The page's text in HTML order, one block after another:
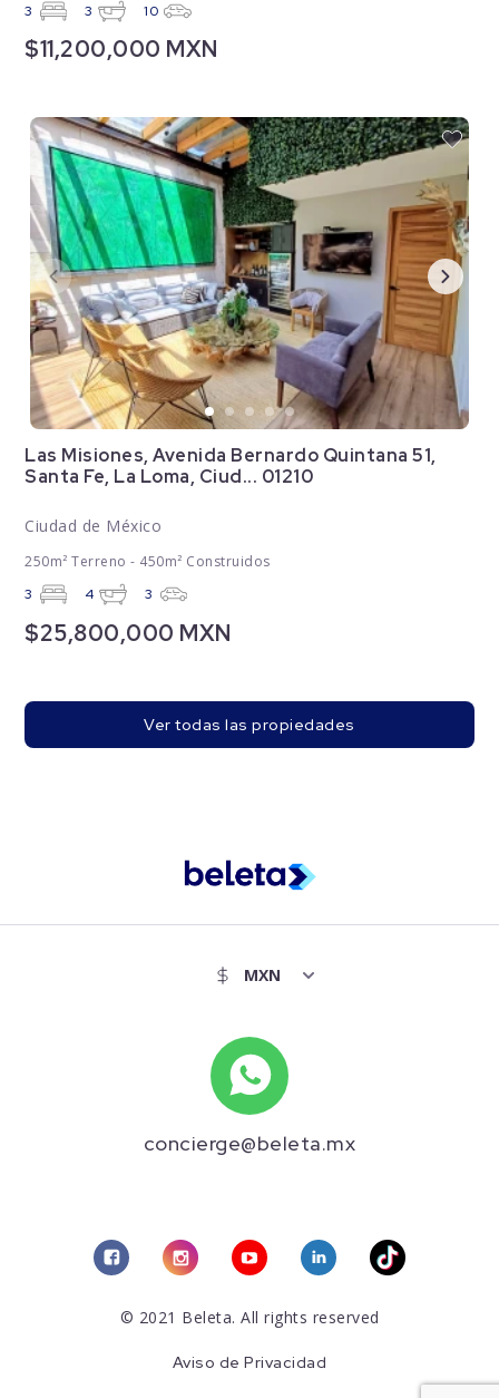
3 3 10
$11,200,000 MXN
Las Misiones, Avenida Bernardo Quintana 51,
Santa Fe, La Loma, Ciud... 01210
Ciudad de México
250m² Terreno - 450m² Construidos
3 4 3
$25,800,000 MXN
Ver todas las propiedades
concierge@beleta.mx
© 2021 Beleta. All rights reserved
Aviso de Privacidad